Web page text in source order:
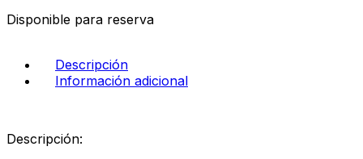
Disponible para reserva
Descripción
Información adicional
Descripción: